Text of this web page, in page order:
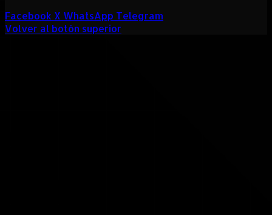
Facebook X WhatsApp Telegram
Volver al botón superior